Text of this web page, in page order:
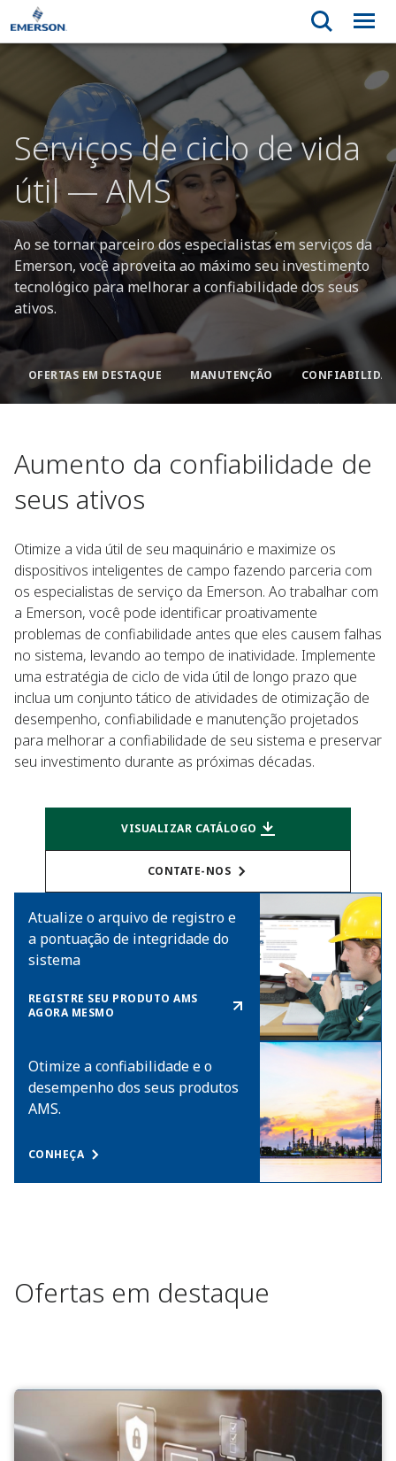
Serviços de ciclo de vida
útil — AMS
Ao se tornar parceiro dos especialistas em serviços da
Emerson, você aproveita ao máximo seu investimento
tecnológico para melhorar a confiabilidade dos seus
ativos.
OFERTAS EM DESTAQUE MANUTENÇÃO
Aumento da confiabilidade de
seus ativos
Otimize a vida útil de seu maquinário e maximize os
dispositivos inteligentes de campo fazendo parceria com
os especialistas de serviço da Emerson. Ao trabalhar com
a Emerson, você pode identificar proativamente
problemas de confiabilidade antes que eles causem falhas
no sistema, levando ao tempo de inatividade. Implemente
uma estratégia de ciclo de vida útil de longo prazo que
inclua um conjunto tático de atividades de otimização de
desempenho, confiabilidade e manutenção projetados
para melhorar a confiabilidade de seu sistema e preservar
seu investimento durante as próximas décadas.
VISUALIZAR CATÁLOGO
CONTATE-NOS
Atualize o arquivo de registro e
a pontuação de integridade do
sistema
REGISTRE SEU PRODUTO AMS
AGORA MESMO
Otimize a confiabilidade e o
desempenho dos seus produtos
AMS.
CONHEÇA
Ofertas em destaque